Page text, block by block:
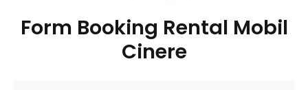
Form Booking Rental Mobil
Cinere